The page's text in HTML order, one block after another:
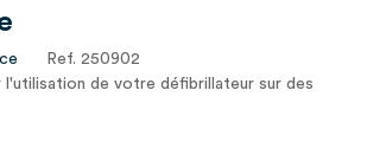
Ref. 250902
l'utilisation de votre défibrillateur sur des